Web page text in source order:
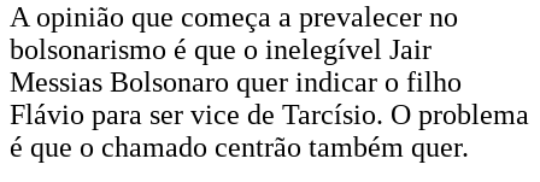
A opinião que começa a prevalecer no
bolsonarismo é que o inelegível Jair
Messias Bolsonaro quer indicar o filho
Flávio para ser vice de Tarcísio. O problema
é que o chamado centrão também quer.